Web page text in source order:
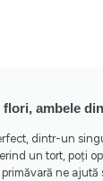
flori, ambele
dintr-un
un tort, poți
ne